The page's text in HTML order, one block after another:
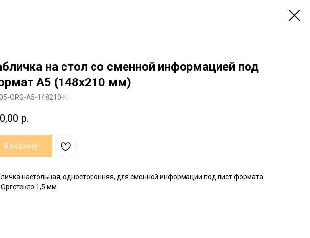
на стол со сменной информацией под
А5 (148х210 мм)
ORG-A5-148210-H
р.
В корзину
настольная, односторонняя, для сменной информации под лист формата
1,5 мм.